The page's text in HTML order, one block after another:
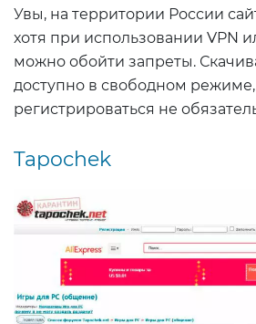
Увы, на территории России
хотя при использовании VPN
можно обойти запреты.
доступно в свободном режиме,
регистрироваться не
Tapochek